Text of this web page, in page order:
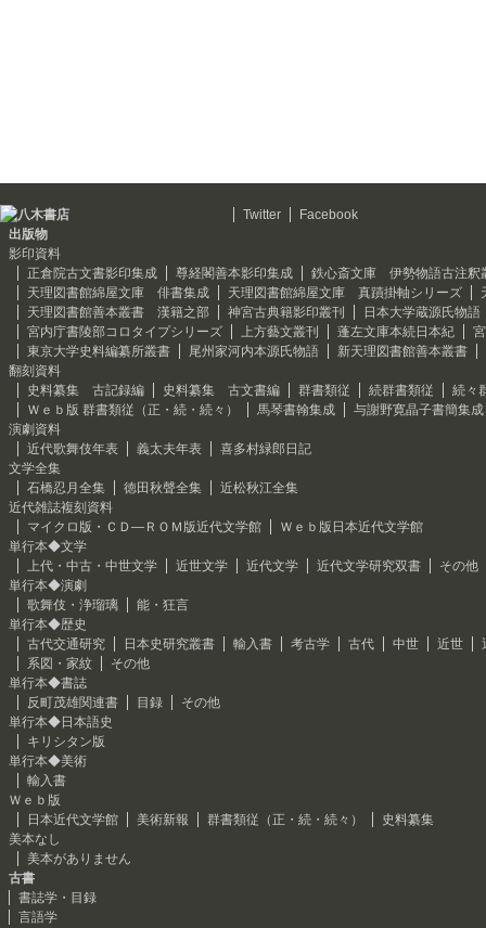
Twitter
Facebook
出版物
影印資料
正倉院古文書影印集成
尊経閣善本影印集成
鉄心斎文庫 伊勢物語古注釈
天理図書館綿屋文庫 俳書集成
天理図書館綿屋文庫 真蹟掛軸シリーズ
天理図書館善本叢書 漢籍之部
神宮古典籍影印叢刊
日本大学蔵源氏物語
宮内庁書陵部コロタイプシリーズ
上方藝文叢刊 蓬左文庫本続日本紀
東京大学史料編纂所叢書
尾州家河内本源氏物語
新天理図書館善本叢書
翻刻資料
史料纂集 古記録編
史料纂集 古文書編 群書類従 続群書類従
続々
Ｗｅｂ版 群書類従（正・続・続々）
馬琴書翰集成
与謝野寛晶子書簡集成
演劇資料
近代歌舞伎年表
義太夫年表
喜多村緑郎日記
文学全集
石橋忍月全集
徳田秋聲全集
近松秋江全集
近代雑誌複刻資料
マイクロ版・ＣＤ―ＲＯＭ版近代文学館
Ｗｅｂ版日本近代文学館
単行本◆文学
上代・中古・中世文学
近世文学 近代文学 近代文学研究双書
その他
単行本◆演劇
歌舞伎・浄瑠璃
能・狂言
単行本◆歴史
古代交通研究
日本史研究叢書 輸入書 考古学 古代 中世 近世
系図・家紋
その他
単行本◆書誌
反町茂雄関連書
目録
その他
単行本◆日本語史
キリシタン版
単行本◆美術
輸入書
Ｗｅｂ版
日本近代文学館
美術新報 群書類従（正・続・続々）
史料纂集
美本なし
美本がありません
古書
書誌学・目録
言語学